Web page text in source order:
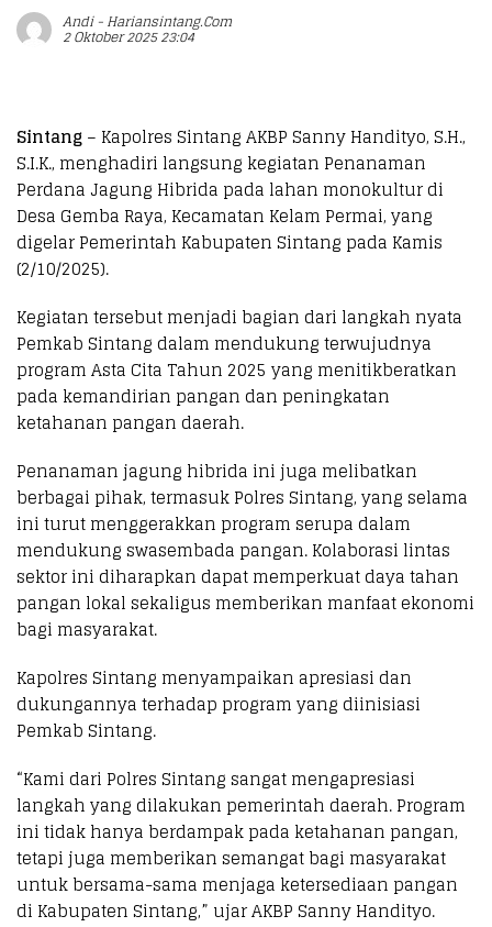
Andi - Hariansintang.com
2 Oktober 2025 23:04
Sintang– Kapolres Sintang AKBP Sanny Handityo, S.H.,
S.I.K., menghadiri langsung kegiatan Penanaman
Perdana Jagung Hibrida pada lahan monokultur di
Desa Gemba Raya, Kecamatan Kelam Permai, yang
digelar Pemerintah Kabupaten Sintang pada Kamis
(2/10/2025).
Kegiatan tersebut menjadi bagian dari langkah nyata
Pemkab Sintang dalam mendukung terwujudnya
program Asta Cita Tahun 2025 yang menitikberatkan
pada kemandirian pangan dan peningkatan
ketahanan pangan daerah.
Penanaman jagung hibrida ini juga melibatkan
berbagai pihak, termasuk Polres Sintang, yang selama
ini turut menggerakkan program serupa dalam
mendukung swasembada pangan. Kolaborasi lintas
sektor ini diharapkan dapat memperkuat daya tahan
pangan lokal sekaligus memberikan manfaat ekonomi
bagi masyarakat.
Kapolres Sintang menyampaikan apresiasi dan
dukungannya terhadap program yang diinisiasi
Pemkab Sintang.
“Kami dari Polres Sintang sangat mengapresiasi
langkah yang dilakukan pemerintah daerah. Program
ini tidak hanya berdampak pada ketahanan pangan,
tetapi juga memberikan semangat bagi masyarakat
untuk bersama-sama menjaga ketersediaan pangan
di Kabupaten Sintang,” ujar AKBP Sanny Handityo.